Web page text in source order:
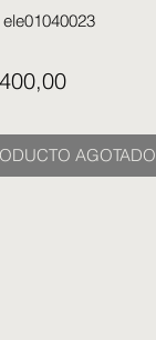
Precio
AGOTADO